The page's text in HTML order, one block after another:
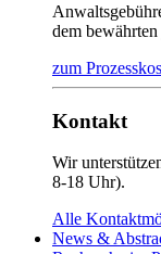
dem
zum
Kontakt
Wir
8-18 Uhr).
Alle
News &